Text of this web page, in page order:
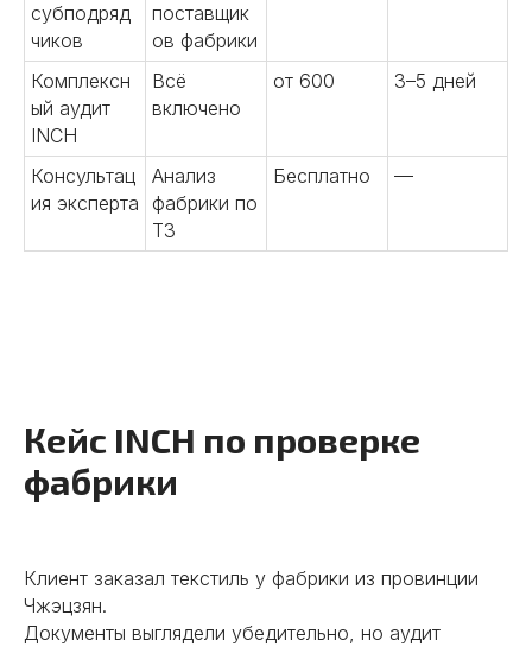
субподряд
чиков
поставщик
ов фабрики
Комплексн
ый аудит
INCH
Всё
включено
от 600 3–5 дней
Консультац
ия эксперта
Анализ
фабрики по
ТЗ
Бесплатно —
Кейс INCH по проверке
фабрики
Клиент заказал текстиль у фабрики из провинции
Чжэцзян.
Документы выглядели убедительно, но аудит
Забудьте о браке и задержках
– сделаем рынок Китая
безопасным для вашего
бизнеса